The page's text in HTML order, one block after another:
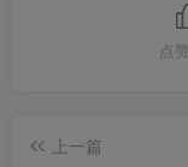
点赞
上一篇